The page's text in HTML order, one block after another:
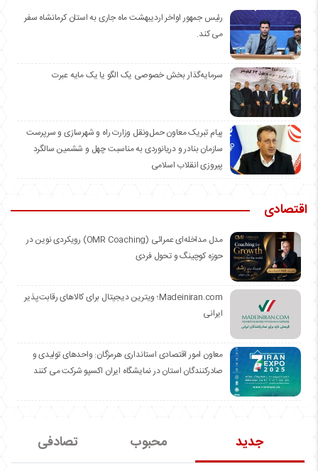
رئیس جمهور اواخر اردیبهشت ماه جاری به استان کرمانشاه سفر
می کند.
سرمایه‌گذار بخش خصوصی یک الگو یا یک مایه عبرت
️پیام تبریک معاون حمل‌ونقل وزارت راه و شهرسازی و سرپرست
سازمان بنادر و دریانوردی به مناسبت چهل و ششمین سالگرد
پیروزی انقلاب اسلامی
اقتصادی
مدل مداخله‌ای عمرائی (OMR Coaching) رویکردی نوین در
حوزه کوچینگ و تحول فردی
Madeiniran.com؛ ویترین دیجیتال برای کالاهای رقابت‌پذیر
ایرانی
معاون امور اقتصادی استانداری هرمزگان: واحدهای تولیدی و
صادرکنندگان استان در نمایشگاه ایران اکسپو شرکت می کنند
جدید محبوب تصادفی